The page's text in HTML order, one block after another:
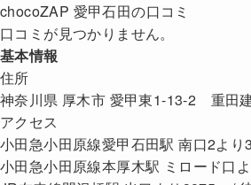
chocoZAP 愛甲石田の口コミ
口コミが見つかりません。
基本情報
住所
神奈川県 厚木市 愛甲東1-13-2 重
アクセス
小田急小田原線愛甲石田駅 南口2より
小田急小田原線本厚木駅 ミロード口